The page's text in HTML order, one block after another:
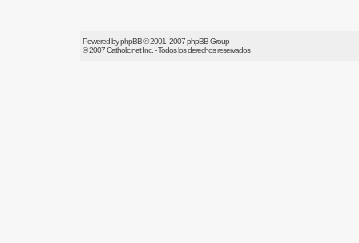
Powered byphpBB© 2001, 2007 phpBB Group
© 2007Catholic.netInc. - Todos los derechos reservados